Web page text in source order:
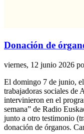
Donación de
viernes, 12 junio 2026
El domingo 7 de junio,
trabajadoras sociales de
intervinieron en el
semana” de Radio
junto a otro testimonio
donación de órganos.